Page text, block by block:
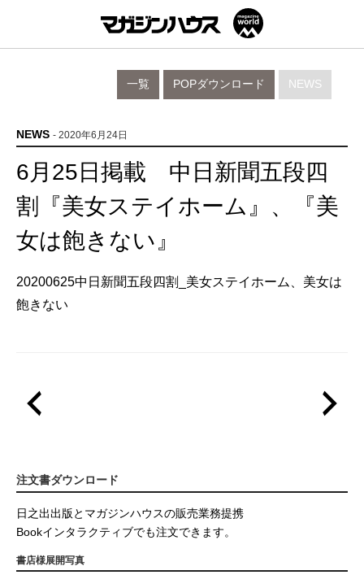
NEWS
POPダウンロード
一覧
NEWS - 2020年6月24日
6月25日掲載 中日新聞五段四
割『美女ステイホーム』、『美
女は飽きない』
20200625中日新聞五段四割_美女ステイホーム、美女は
飽きない
注文書ダウンロード
日之出出版とマガジンハウスの販売業務提携
Bookインタラクティブでも注文できます。
書店様展開写真